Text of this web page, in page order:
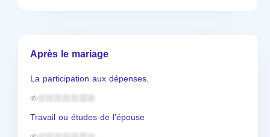
Après le mariage
La participation aux dépenses.
Travail ou études de l’épouse